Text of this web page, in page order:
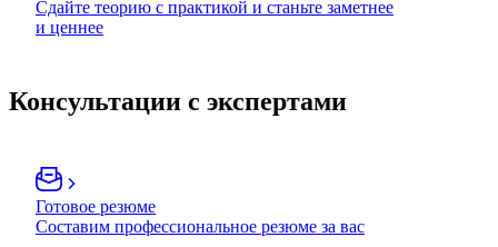
Сдайте теорию с практикой и станьте заметнее
и ценнее
Консультации с экспертами
Готовое резюме
Составим профессиональное резюме за вас